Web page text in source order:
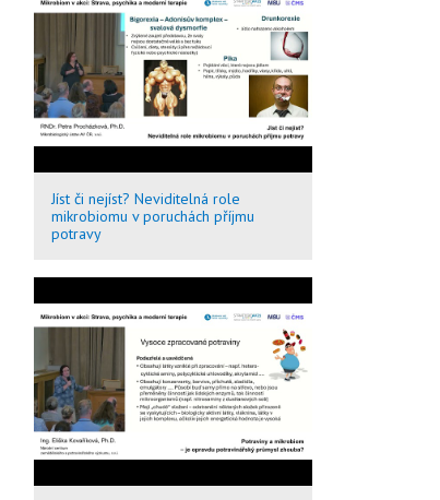
Jíst či nejíst? Neviditelná role
mikrobiomu v poruchách příjmu
potravy